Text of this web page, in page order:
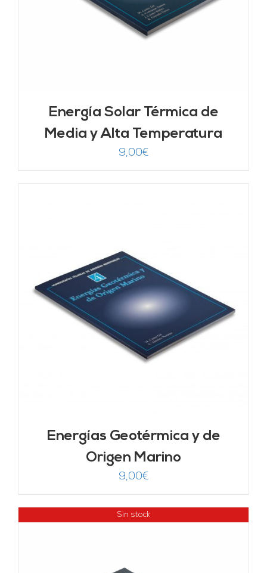
Energía Solar Térmica de
Media y Alta Temperatura
9,00€
Energías Geotérmica y de
Origen Marino
9,00€
Sin stock